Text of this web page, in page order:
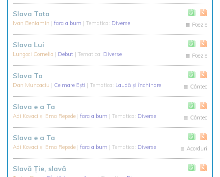
Slava Tata
Ivan Beniamin | fara album | Tematica: Diverse Poezie
Slava Lui
Lungoci Cornelia | Debut | Tematica: Diverse Poezie
Slava Ta
Dan Muncaciu | Ce mare Ești | Tematica: Laudă și închinare Cântec
Slava e a Ta
Adi Kovaci și Ema Repede | fara album | Tematica: Diverse Cântec
Slava e a Ta
Adi Kovaci și Ema Repede | fara album | Tematica: Diverse Acorduri
Slavă Ție, slavă